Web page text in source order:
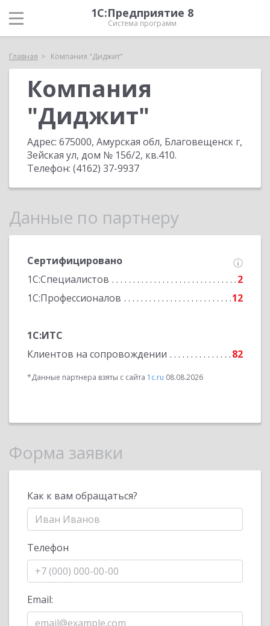
1С:Предприятие 8
Система программ
Главная Компания "Диджит"
Компания
"Диджит"
Адрес: 675000, Амурская обл, Благовещенск г,
Зейская ул, дом № 156/2, кв.410.
Телефон: (4162) 37-9937
Данные по партнеру
Сертифицировано
1С:Специалистов
2
1С:Профессионалов
12
1С:ИТС
Клиентов на сопровождении
82
*Данные партнера взяты с сайта 1c.ru 08.08.2026
Форма заявки
Как к вам обращаться?
Телефон
Email: